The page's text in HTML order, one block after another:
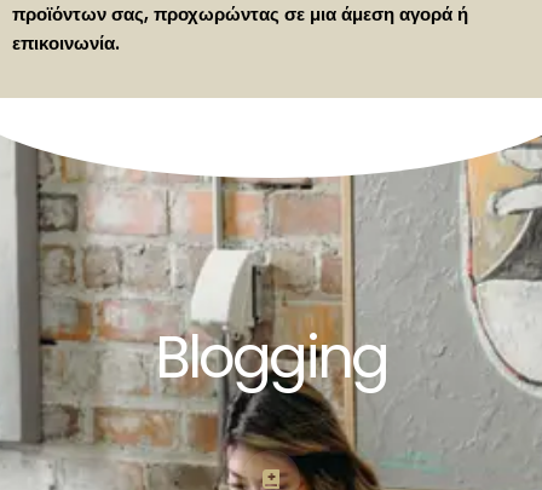
προϊόντων σας, προχωρώντας σε μια άμεση αγορά ή
επικοινωνία.
Blogging